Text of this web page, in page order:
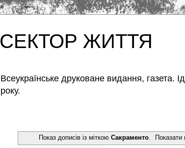
СЕКТОР ЖИТТЯ
Всеукраїнське друковане видання, газета.
року.
Показ дописів із міткою Сакраменто. Показати